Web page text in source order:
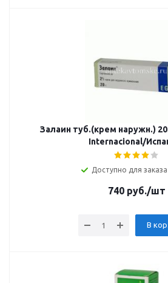
Залаин туб.(крем наружн.)
Internacional/
Доступно для
740руб./шт
В